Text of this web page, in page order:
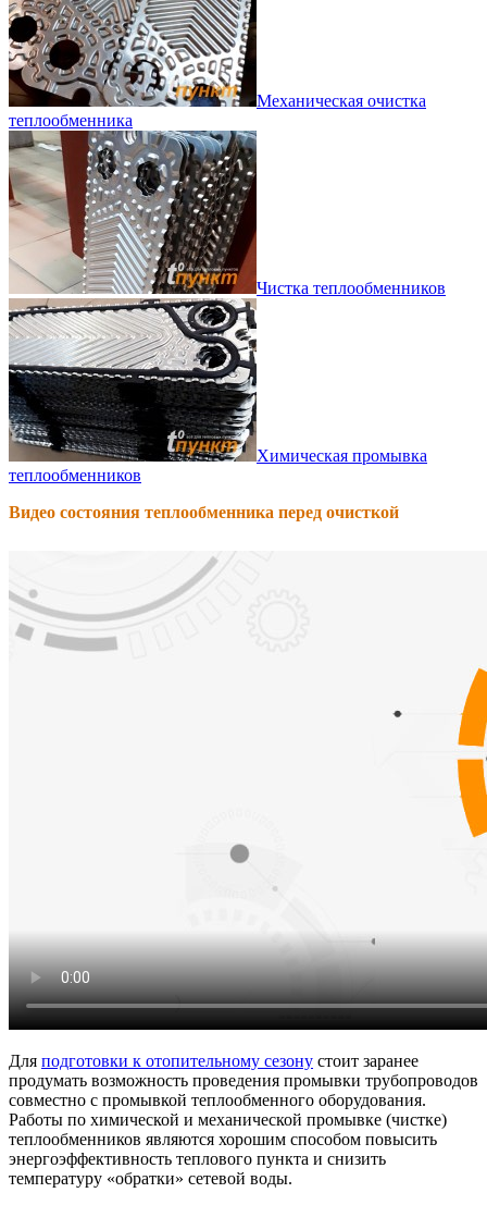
Механическая очистка
теплообменника
Чистка теплообменников
Химическая промывка
теплообменников
Видео состояния теплообменника перед очисткой
Для подготовки к отопительному сезону стоит заранее
продумать возможность проведения промывки трубопроводов
совместно с промывкой теплообменного оборудования.
Работы по химической и механической промывке (чистке)
теплообменников являются хорошим способом повысить
энергоэффективность теплового пункта и снизить
температуру «обратки» сетевой воды.